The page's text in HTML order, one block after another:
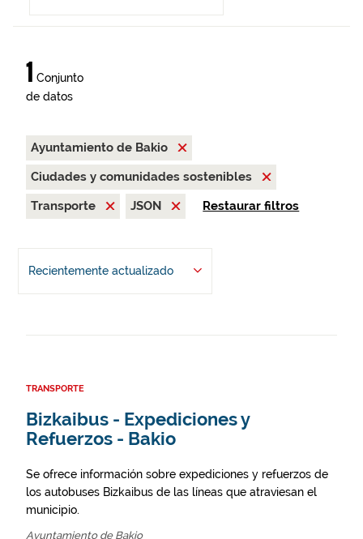
1 Conjunto
de datos
Ayuntamiento de Bakio
Ciudades y comunidades sostenibles
Transporte
JSON Restaurar filtros
Recientemente actualizado
TRANSPORTE
Bizkaibus - Expediciones y
Refuerzos - Bakio
Se ofrece información sobre expediciones y refuerzos de
los autobuses Bizkaibus de las líneas que atraviesan el
municipio.
Ayuntamiento de Bakio